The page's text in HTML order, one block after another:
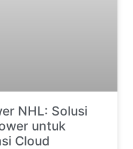
NHL: Solusi
untuk
Cloud